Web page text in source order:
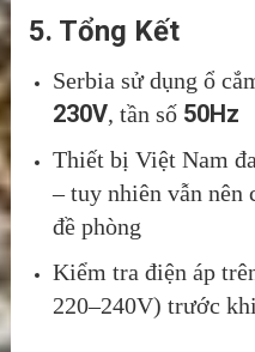
5. Tổng Kết
Serbia sử dụng ổ
230V, tần số 50Hz
Thiết bị Việt Nam
– tuy nhiên vẫn nên
đề phòng
Kiểm tra điện áp
220–240V) trước